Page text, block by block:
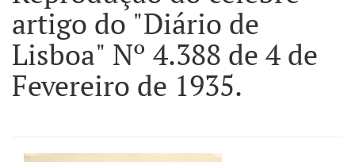
artigo do "Diário de
Lisboa" Nº 4.388 de 4 de
Fevereiro de 1935.